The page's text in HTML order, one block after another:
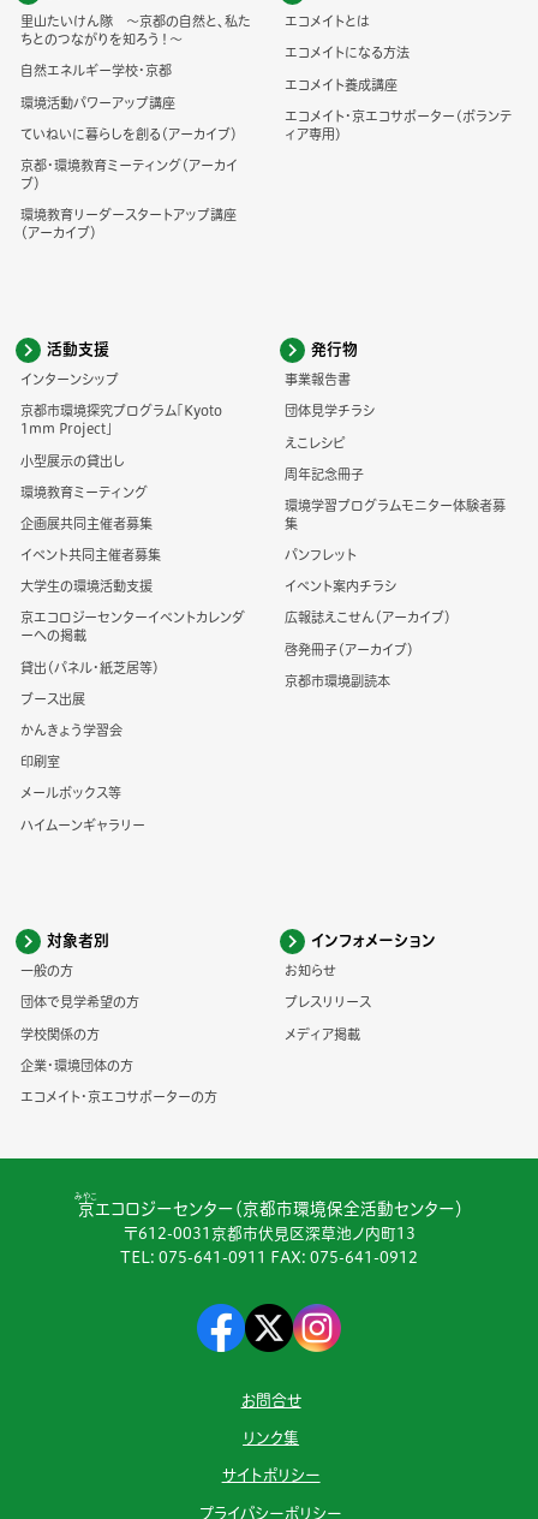
里山たいけん隊 ～京都の自然と、私た
ちとのつながりを知ろう！～
自然エネルギー学校・京都
環境活動パワーアップ講座
ていねいに暮らしを創る（アーカイブ）
京都・環境教育ミーティング（アーカイ
ブ）
環境教育リーダースタートアップ講座
（アーカイブ）
エコメイトとは
エコメイトになる方法
エコメイト養成講座
エコメイト・京エコサポーター(ボランテ
ィア専用)
活動支援
インターンシップ
京都市環境探究プログラム「Kyoto
1mm Project」
小型展示の貸出し
環境教育ミーティング
企画展共同主催者募集
イベント共同主催者募集
大学生の環境活動支援
京エコロジーセンターイベントカレンダ
ーへの掲載
貸出（パネル・紙芝居等）
ブース出展
かんきょう学習会
印刷室
メールボックス等
ハイムーンギャラリー
発行物
事業報告書
団体見学チラシ
えこレシピ
周年記念冊子
環境学習プログラムモニター体験者募
集
パンフレット
イベント案内チラシ
広報誌えこせん（アーカイブ）
啓発冊子（アーカイブ）
京都市環境副読本
対象者別
一般の方
団体で見学希望の方
学校関係の方
企業・環境団体の方
エコメイト・京エコサポーターの方
インフォメーション
お知らせ
プレスリリース
メディア掲載
京
みやこ
エコロジーセンター（京都市環境保全活動センター）
〒612-0031京都市伏見区深草池ノ内町13
TEL: 075-641-0911 FAX: 075-641-0912
お問合せ
リンク集
サイトポリシー
プライバシーポリシー